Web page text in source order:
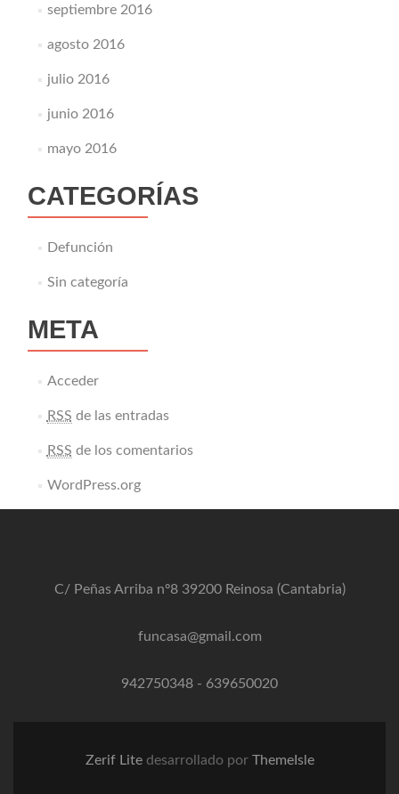
septiembre 2016
agosto 2016
julio 2016
junio 2016
mayo 2016
CATEGORÍAS
Defunción
Sin categoría
META
Acceder
RSS de las entradas
RSS de los comentarios
WordPress.org
C/ Peñas Arriba nº8 39200 Reinosa (Cantabria)
funcasa@gmail.com
942750348 - 639650020
Zerif Lite desarrollado por ThemeIsle